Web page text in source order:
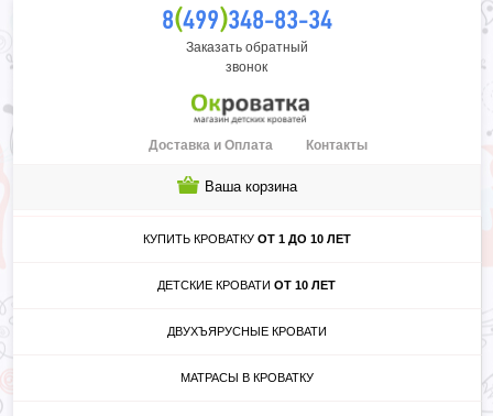
8(499)348-83-34
Заказать обратный
звонок
Доставка и Оплата Контакты
Ваша корзина
КУПИТЬ КРОВАТКУ ОТ 1 ДО 10 ЛЕТ
ДЕТСКИЕ КРОВАТИ ОТ 10 ЛЕТ
ДВУХЪЯРУСНЫЕ КРОВАТИ
МАТРАСЫ В КРОВАТКУ